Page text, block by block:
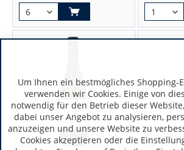
Um Ihnen ein bestmögliches Shopping-
verwenden wir Cookies. Einige von
notwendig für den Betrieb dieser
dabei unser Angebot zu analysieren,
anzuzeigen und unsere Website zu
Cookies akzeptieren oder die